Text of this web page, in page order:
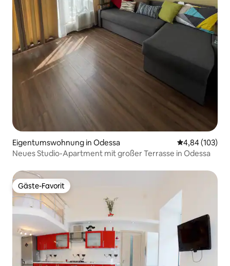
Eigentumswohnung in Odessa
4,84 (103)
Neues Studio-Apartment mit großer Terrasse in Odessa
Gäste-Favorit
Gäste-Favorit